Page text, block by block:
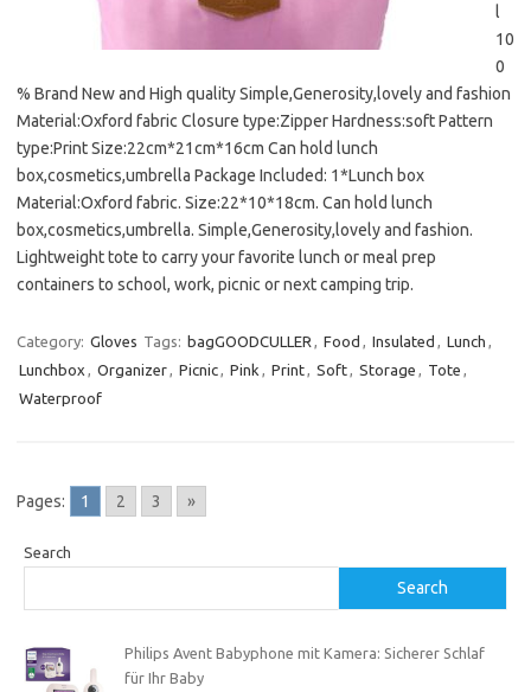
l
10
0
% Brand New and High quality Simple,Generosity,lovely and fashion
Material:Oxford fabric Closure type:Zipper Hardness:soft Pattern
type:Print Size:22cm*21cm*16cm Can hold lunch
box,cosmetics,umbrella Package Included: 1*Lunch box
Material:Oxford fabric. Size:22*10*18cm. Can hold lunch
box,cosmetics,umbrella. Simple,Generosity,lovely and fashion.
Lightweight tote to carry your favorite lunch or meal prep
containers to school, work, picnic or next camping trip.
Category: Gloves Tags: bagGOODCULLER , Food , Insulated , Lunch ,
Lunchbox , Organizer, Picnic, Pink , Print, Soft, Storage , Tote ,
Waterproof
Pages: 1 2 3 »
Search
Search
Philips Avent Babyphone mit Kamera: Sicherer Schlaf
für Ihr Baby